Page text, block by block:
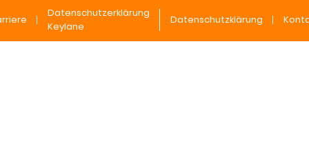
Datenschutzerklärung
Keylane
Datenschutzklärung